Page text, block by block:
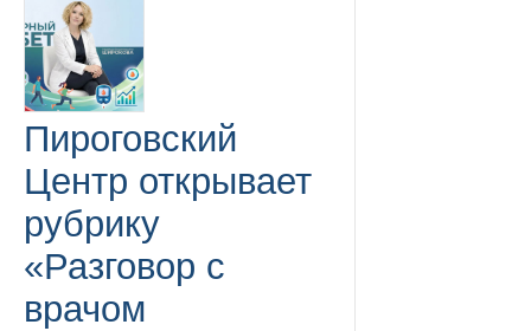
Пироговский
Центр открывает
рубрику
«Разговор с
врачом